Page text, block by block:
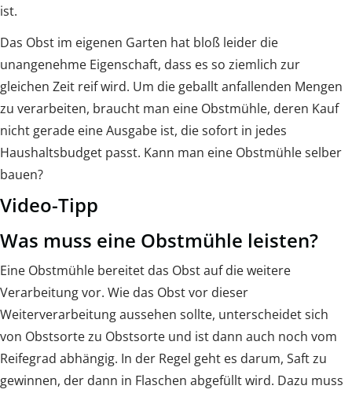
ist.
Das Obst im eigenen Garten hat bloß leider die
unangenehme Eigenschaft, dass es so ziemlich zur
gleichen Zeit reif wird. Um die geballt anfallenden Mengen
zu verarbeiten, braucht man eine Obstmühle, deren Kauf
nicht gerade eine Ausgabe ist, die sofort in jedes
Haushaltsbudget passt. Kann man eine Obstmühle selber
bauen?
Video-Tipp
Was muss eine Obstmühle leisten?
Eine Obstmühle bereitet das Obst auf die weitere
Verarbeitung vor. Wie das Obst vor dieser
Weiterverarbeitung aussehen sollte, unterscheidet sich
von Obstsorte zu Obstsorte und ist dann auch noch vom
Reifegrad abhängig. In der Regel geht es darum, Saft zu
gewinnen, der dann in Flaschen abgefüllt wird. Dazu muss